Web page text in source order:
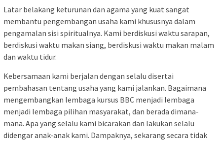
Latar belakang keturunan dan agama yang kuat sangat
membantu pengembangan usaha kami khususnya dalam
pengamalan sisi spiritualnya. Kami berdiskusi waktu sarapan,
berdiskusi waktu makan siang, berdiskusi waktu makan malam
dan waktu tidur.
Kebersamaan kami berjalan dengan selalu disertai
pembahasan tentang usaha yang kami jalankan. Bagaimana
mengembangkan lembaga kursus BBC menjadi lembaga
menjadi lembaga pilihan masyarakat, dan berada dimana-
mana. Apa yang selalu kami bicarakan dan lakukan selalu
didengar anak-anak kami. Dampaknya, sekarang secara tidak